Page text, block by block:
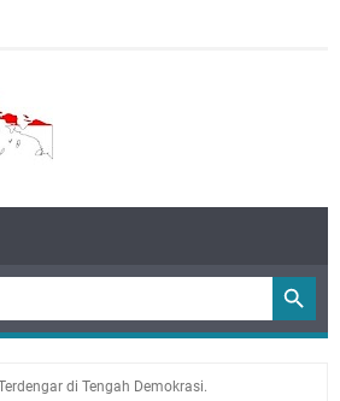
di Tengah Demokrasi.